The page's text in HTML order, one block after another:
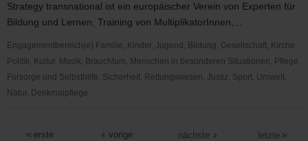
Chemnitz
e.V.
Strategy transnational ist ein europäischer Verein von Experten für
Bildung und Lernen, Training von MultiplikatorInnen,...
Engagementbereich(e) Familie, Kinder, Jugend, Bildung, Gesellschaft, Kirche,
Politik, Kultur, Musik, Brauchtum, Menschen in besonderen Situationen, Pflege,
Fürsorge und Selbsthilfe, Sicherheit, Rettungswesen, Justiz, Sport, Umwelt,
Natur, Denkmalpflege
transnational
erste
vorige
nächste letzte